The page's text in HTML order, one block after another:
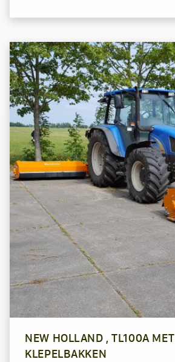
NEW HOLLAND , TL100A MET
KLEPELBAKKEN